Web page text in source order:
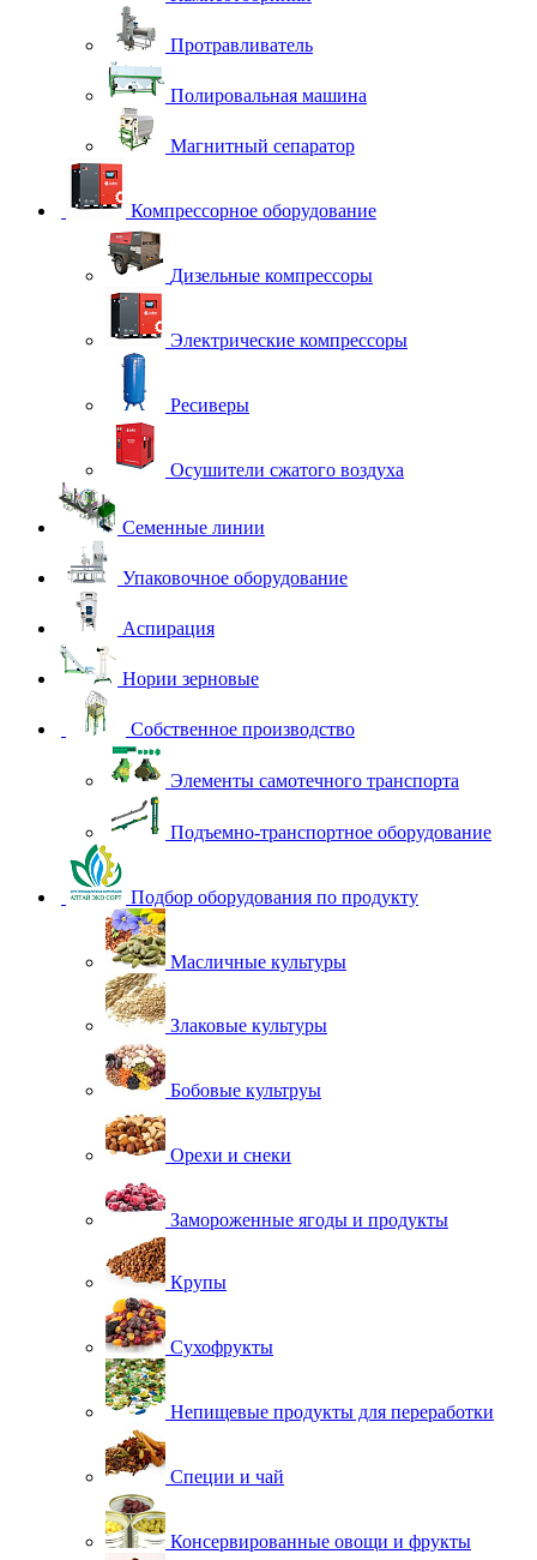
Протравливатель
Полировальная машина
Магнитный сепаратор
Компрессорное оборудование
Дизельные компрессоры
Электрические компрессоры
Ресиверы
Осушители сжатого воздуха
Семенные линии
Упаковочное оборудование
Аспирация
Нории зерновые
Собственное производство
Элементы самотечного транспорта
Подъемно-транспортное оборудование
Подбор оборудования по продукту
Масличные культуры
Злаковые культуры
Бобовые культруы
Орехи и снеки
Замороженные ягоды и продукты
Крупы
Сухофрукты
Непищевые продукты для переработки
Специи и чай
Консервированные овощи и фрукты